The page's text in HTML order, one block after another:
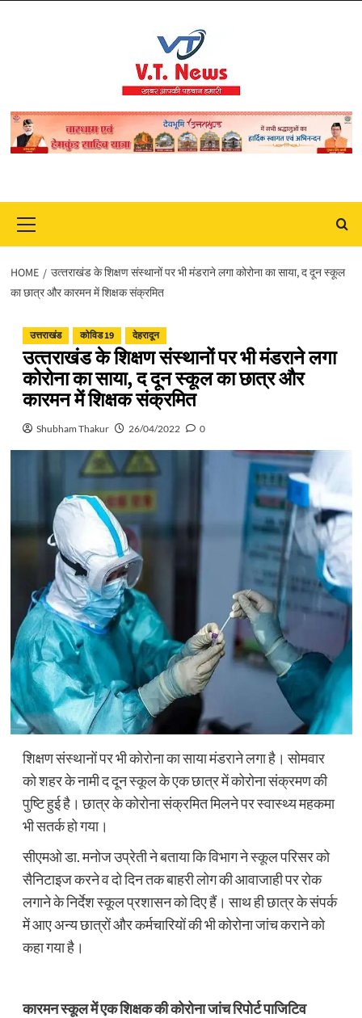
Menu
HOME
उत्‍तराखंड के शिक्षण संस्थानों पर भी मंडराने लगा कोरोना का साया, द दून स्कूल
का छात्र और कारमन में शिक्षक संक्रमित
उत्तराखंड कोविड 19 देहरादून
उत्‍तराखंड के शिक्षण संस्थानों पर भी मंडराने लगा
कोरोना का साया, द दून स्कूल का छात्र और
कारमन में शिक्षक संक्रमित
Shubham Thakur 26/04/2022 0
शिक्षण संस्थानों पर भी कोरोना का साया मंडराने लगा है। सोमवार
को शहर के नामी द दून स्कूल के एक छात्र में कोरोना संक्रमण की
पुष्टि हुई है। छात्र के कोरोना संक्रमित मिलने पर स्वास्थ्य महकमा
भी सतर्क हो गया।
सीएमओ डा. मनोज उप्रेती ने बताया कि विभाग ने स्कूल परिसर को
सैनिटाइज करने व दो दिन तक बाहरी लोग की आवाजाही पर रोक
लगाने के निर्देश स्कूल प्रशासन को दिए हैं। साथ ही छात्र के संपर्क
में आए अन्य छात्रों और कर्मचारियों की भी कोरोना जांच कराने को
कहा गया है।
कारमन स्कूल में एक शिक्षक की कोरोना जांच रिपोर्ट पाजिटिव